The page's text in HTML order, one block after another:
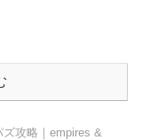
ズ攻略｜empires &